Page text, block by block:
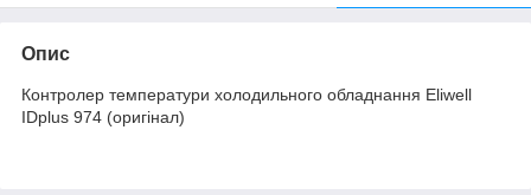
Опис
Контролер температури холодильного обладнання Eliwell
IDplus 974 (оригінал)